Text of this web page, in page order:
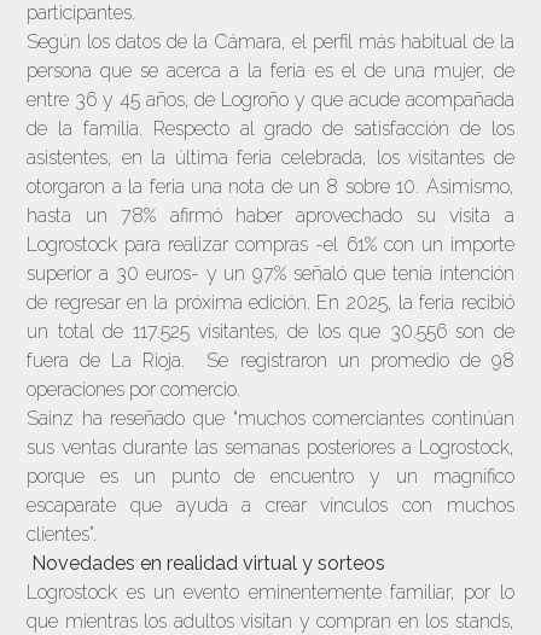
participantes.
Según los datos de la Cámara, el perfil más habitual de la
persona que se acerca a la feria es el de una mujer, de
entre 36 y 45 años, de Logroño y que acude acompañada
de la familia. Respecto al grado de satisfacción de los
asistentes, en la última feria celebrada, los visitantes de
otorgaron a la feria una nota de un 8 sobre 10. Asimismo,
hasta un 78% afirmó haber aprovechado su visita a
Logrostock para realizar compras -el 61% con un importe
superior a 30 euros- y un 97% señaló que tenía intención
de regresar en la próxima edición. En 2025, la feria recibió
un total de 117.525 visitantes, de los que 30.556 son de
fuera de La Rioja. Se registraron un promedio de 98
operaciones por comercio.
Sainz ha reseñado que “muchos comerciantes continúan
sus ventas durante las semanas posteriores a Logrostock,
porque es un punto de encuentro y un magnífico
escaparate que ayuda a crear vínculos con muchos
clientes”.
Novedades en realidad virtual y sorteos
Logrostock es un evento eminentemente familiar, por lo
que mientras los adultos visitan y compran en los stands,